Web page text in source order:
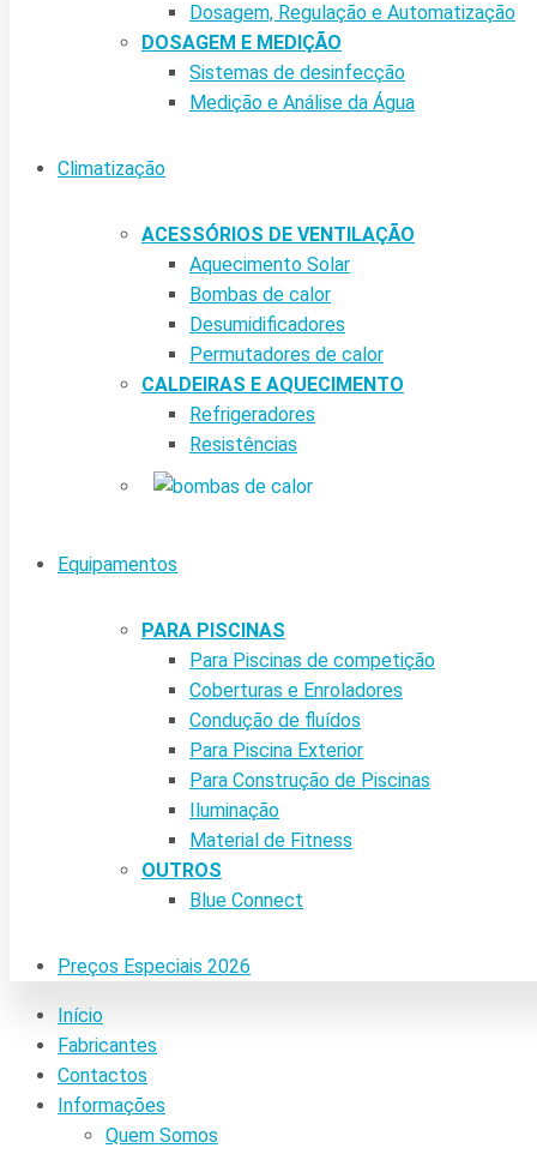
Dosagem, Regulação e Automatização
DOSAGEM E MEDIÇÃO
Sistemas de desinfecção
Medição e Análise da Água
Climatização
ACESSÓRIOS DE VENTILAÇÃO
Aquecimento Solar
Bombas de calor
Desumidificadores
Permutadores de calor
CALDEIRAS E AQUECIMENTO
Refrigeradores
Resistências
Equipamentos
PARA PISCINAS
Para Piscinas de competição
Coberturas e Enroladores
Condução de fluídos
Para Piscina Exterior
Para Construção de Piscinas
Iluminação
Material de Fitness
OUTROS
Blue Connect
Preços Especiais 2026
Início
Fabricantes
Contactos
Informações
Quem Somos